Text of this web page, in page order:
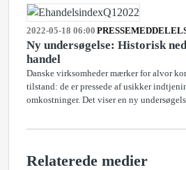
2022-05-18 06:00
Ny undersøgelse: Historisk
handel
Danske virksomheder mærker for alvor
tilstand: de er pressede af usikker
omkostninger. Det viser en ny
Relaterede medier